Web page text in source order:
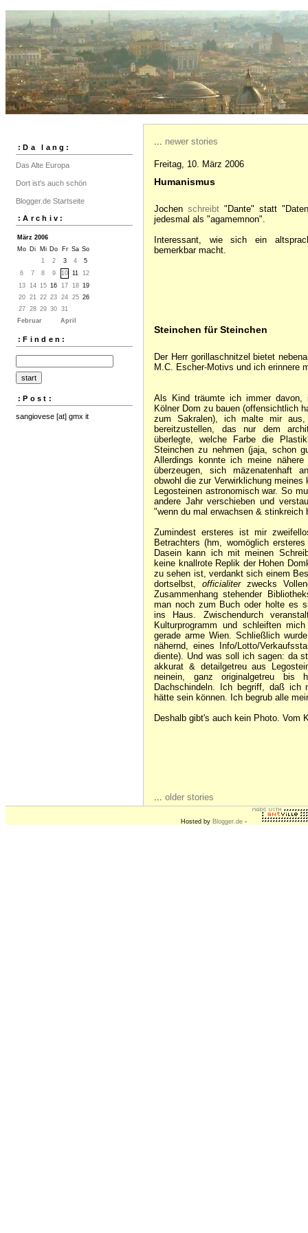
:Da lang:
Das Alte Europa
Dort ist's auch schön
Blogger.de Startseite
:Archiv:
März 2006
Mo Di Mi Do Fr Sa So
1
2 3 4
5
6
7 8 9 10 11
12
13
14 15 16 17 18 19
20
21 22 23 24 25 26
27
28 29 30 31
Februar
April
:Finden:
:Post:
sangiovese [at] gmx it
... newer stories
Freitag, 10. März 2006
Humanismus
Jochen schreibt "Dante" statt
jedesmal als "agamemnon".
Interessant, wie sich ein
bemerkbar macht.
Steinchen für Steinchen
Der Herr gorillaschnitzel bietet
M.C. Escher-Motivs und ich erinnere
Als Kind träumte ich immer davon,
Kölner Dom zu bauen (offensichtlich
zum Sakralen), ich malte mir
bereitzustellen, das nur dem
überlegte, welche Farbe die
Steinchen zu nehmen (jaja, schon
Allerdings konnte ich meine
überzeugen, sich mäzenatenhaft
obwohl die zur Verwirklichung
Legosteinen astronomisch war. So
andere Jahr verschieben und
"wenn du mal erwachsen & stinkreich
Zumindest ersteres ist mir
Betrachters (hm, womöglich
Dasein kann ich mit meinen
keine knallrote Replik der Hohen
zu sehen ist, verdankt sich einem
dortselbst, officialiterzwecks
Zusammenhang stehender
man noch zum Buch oder holte es
ins Haus. Zwischendurch
Kulturprogramm und schleiften
gerade arme Wien. Schließlich
nähernd, eines Info/Lotto/
diente). Und was soll ich sagen: da
akkurat & detailgetreu aus
neinein, ganz originalgetreu bis
Dachschindeln. Ich begriff, daß ich
hätte sein können. Ich begrub alle
Deshalb gibt's auch kein Photo. Vom
... older stories
Hosted by Blogger.de-